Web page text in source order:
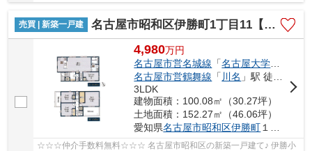
売買 | 新築一戸建 名古屋市昭和区伊勝町1丁目11【仲介手数料無料】新築一戸建て 2号棟
4,980万円
名古屋市営名城線 「名古屋大学
名古屋市営鶴舞線 「 川名 」駅 徒歩16分
3LDK
建物面積：100.08㎡（30.27坪）
土地面積：152.27㎡（46.06坪）
愛知県名古屋市昭和区伊勝町 １丁目11
☆☆☆仲介手数料無料☆☆☆ 名古屋市昭和区の新築一戸建て♪ 伊勝小